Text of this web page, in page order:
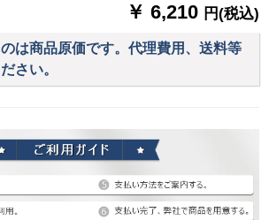
￥ 6,210 円(税込)
は商品原価です。代理費用、送料等
さい。